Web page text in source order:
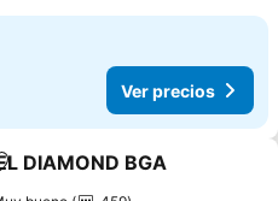
Ver precios
a favoritos
DIAMOND BGA